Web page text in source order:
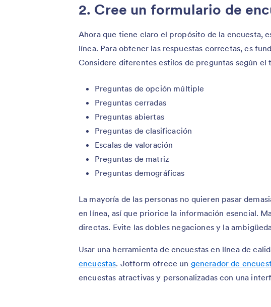
2. Cree un formulario de
Ahora que tiene claro el propósito de la encuesta,
línea. Para obtener las respuestas correctas, es
Considere diferentes estilos de preguntas según
Preguntas de opción múltiple
Preguntas cerradas
Preguntas abiertas
Preguntas de clasificación
Escalas de valoración
Preguntas de matriz
Preguntas demográficas
La mayoría de las personas no quieren pasar
en línea, así que priorice la información esencial.
directas. Evite las dobles negaciones y la
Usar una herramienta de encuestas en línea de
encuestas. Jotform ofrece un generador de
encuestas atractivas y personalizadas con una